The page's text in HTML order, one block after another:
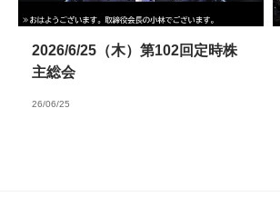
2026/6/25（木）第102回定時株
主総会
26/06/25